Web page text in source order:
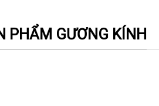
PHẨM GƯƠNG KÍNH